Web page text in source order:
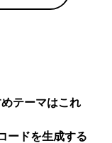
テーマはこれ
ードを生成する